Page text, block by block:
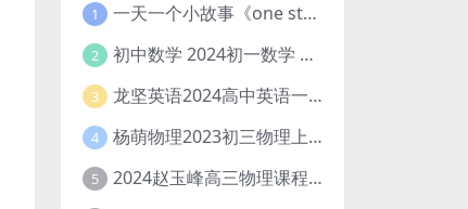
1 一天一个小故事《one story a day》初中版 百度网盘分享下载
2 初中数学 2024初一数学 朱韬数学 S班春季下 A+班春季下 百度云网盘
3 龙坚英语2024高中英语一轮系统班(全国卷+北京卷)
4 杨萌物理2023初三物理上秋季A+班(视频+讲义) 百度网盘分享
5 2024赵玉峰高三物理课程24年高考物理一轮复习网课教程